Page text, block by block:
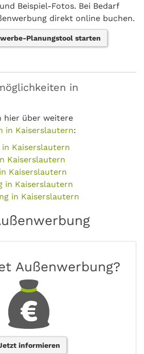
Beispiel-Fotos. Bei Bedarf
direkt online buchen.
Planungstool starten
in
hier über weitere
in Kaiserslautern:
Kaiserslautern
Kaiserslautern
Kaiserslautern
in Kaiserslautern
in Kaiserslautern
Außenwerbung?
informieren